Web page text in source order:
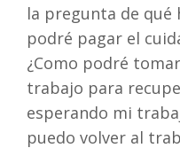
la pregunta de qué
podré pagar el
¿Como podré
trabajo para
esperando mi
puedo volver al